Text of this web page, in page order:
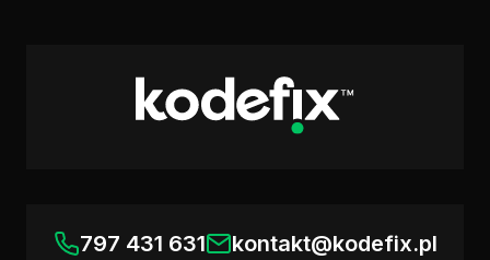
797 431 631 kontakt@kodefix.pl